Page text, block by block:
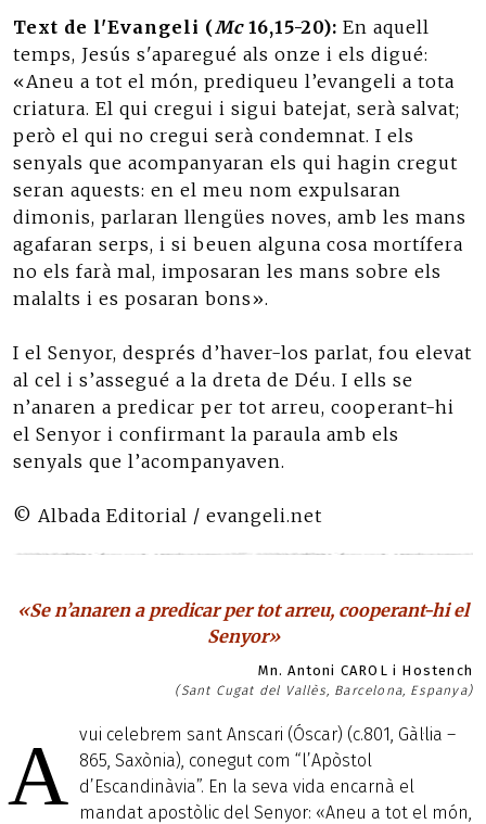
Text de l'Evangeli (Mc16,15-20): En aquell
temps, Jesús s'aparegué als onze i els digué:
«Aneu a tot el món, prediqueu l’evangeli a tota
criatura. El qui cregui i sigui batejat, serà salvat;
però el qui no cregui serà condemnat. I els
senyals que acompanyaran els qui hagin cregut
seran aquests: en el meu nom expulsaran
dimonis, parlaran llengües noves, amb les mans
agafaran serps, i si beuen alguna cosa mortífera
no els farà mal, imposaran les mans sobre els
malalts i es posaran bons».
I el Senyor, després d’haver-los parlat, fou elevat
al cel i s’assegué a la dreta de Déu. I ells se
n’anaren a predicar per tot arreu, cooperant-hi
el Senyor i confirmant la paraula amb els
senyals que l’acompanyaven.
© Albada Editorial / evangeli.net
«Se n’anaren a predicar per tot arreu, cooperant-hi el
Senyor»
Mn. Antoni CAROL i Hostench
(Sant Cugat del Vallès, Barcelona, Espanya)
A vui celebrem sant Anscari (Óscar) (c.801, Gàl·lia –
865, Saxònia), conegut com “l’Apòstol
d’Escandinàvia”. En la seva vida encarnà el
mandat apostòlic del Senyor: «Aneu a tot el món,